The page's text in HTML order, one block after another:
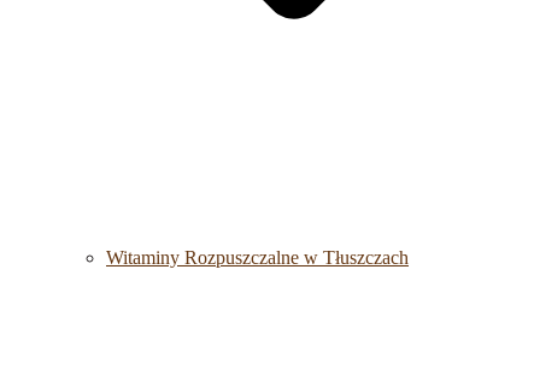
Witaminy Rozpuszczalne w Tłuszczach